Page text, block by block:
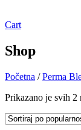
Cart
Shop
Početna /Perma
Prikazano je svih 2